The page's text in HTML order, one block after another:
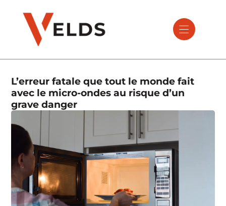
L’erreur fatale que tout le monde fait
avec le micro-ondes au risque d’un
grave danger